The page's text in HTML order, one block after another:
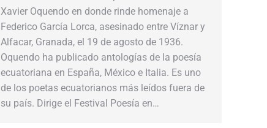
Xavier Oquendo en donde rinde homenaje a
Federico García Lorca, asesinado entre Víznar y
Alfacar, Granada, el 19 de agosto de 1936.
Oquendo ha publicado antologías de la poesía
ecuatoriana en España, México e Italia. Es uno
de los poetas ecuatorianos más leídos fuera de
su país. Dirige el Festival Poesía en…